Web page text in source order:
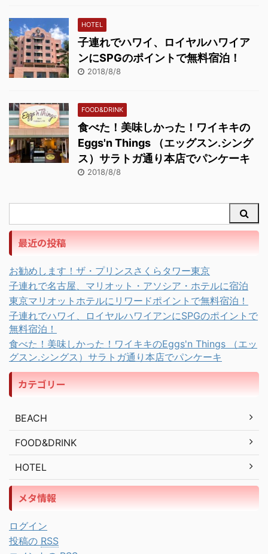
HOTEL
子連れでハワイ、ロイヤルハワイア
ンにSPGのポイントで無料宿泊！
2018/8/8
FOOD&DRINK
食べた！美味しかった！ワイキキの
Eggs'n Things （エッグスン.シング
ス）サラトガ通り本店でパンケーキ
2018/8/8
最近の投稿
お勧めします！ザ・プリンスさくらタワー東京
子連れで名古屋、マリオット・アソシア・ホテルに宿泊
東京マリオットホテルにリワードポイントで無料宿泊！
子連れでハワイ、ロイヤルハワイアンにSPGのポイントで
無料宿泊！
食べた！美味しかった！ワイキキのEggs'n Things （エッ
グスン.シングス）サラトガ通り本店でパンケーキ
カテゴリー
BEACH
FOOD&DRINK
HOTEL
メタ情報
ログイン
投稿の RSS